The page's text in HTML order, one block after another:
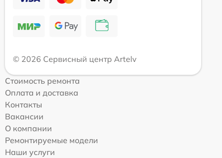
© 2026 Сервисный центр Artelv
Стоимость ремонта
Оплата и доставка
Контакты
Вакансии
О компании
Ремонтируемые модели
Наши услуги